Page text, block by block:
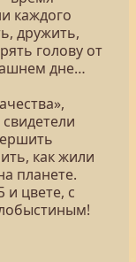
каждого
дружить,
голову от
дне…
как жили
планете.
и цвете, с